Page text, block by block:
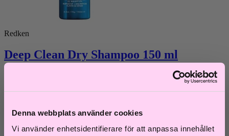
Denna webbplats använder cookies
Vi använder enhetsidentifierare för att anpassa innehållet
Redken
Deep Clean Dry Shampoo 150 ml